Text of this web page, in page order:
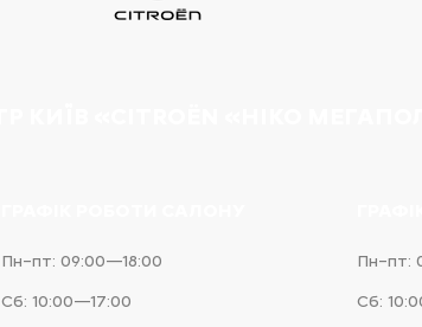
Пн–пт: 09:00—18:00
Сб: 10:00—17:00
Пн–пт:
Сб: